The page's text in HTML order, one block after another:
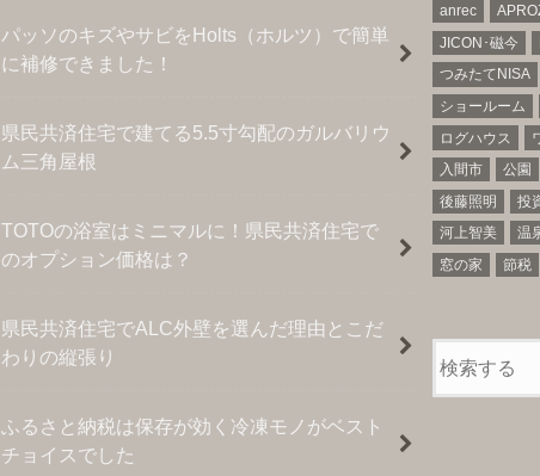
パッソのキズやサビをHolts（ホルツ）で簡単
に補修できました！
県民共済住宅で建てる5.5寸勾配のガルバリウ
ム三角屋根
TOTOの浴室はミニマルに！県民共済住宅で
のオプション価格は？
県民共済住宅でALC外壁を選んだ理由とこだ
わりの縦張り
ふるさと納税は保存が効く冷凍モノがベスト
チョイスでした
anrec
JICON･磁今
つみたてNISA
ショールーム
ログハウス
入間市
公園
後藤照明
投
河上智美
温
窓の家
節税